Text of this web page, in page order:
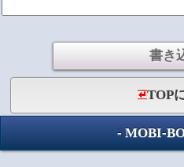
TOP
- MOBI-